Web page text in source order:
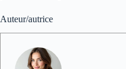
Auteur/autrice